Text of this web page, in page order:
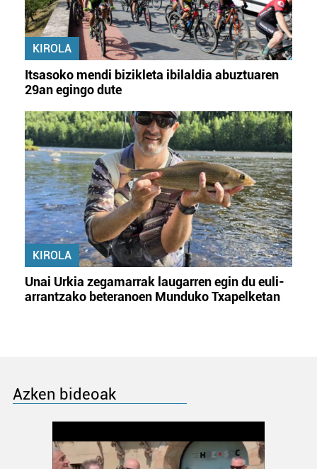
KIROLA
Itsasoko mendi bizikleta ibilaldia abuztuaren
29an egingo dute
KIROLA
Unai Urkia zegamarrak laugarren egin du euli-
arrantzako beteranoen Munduko Txapelketan
Azken bideoak